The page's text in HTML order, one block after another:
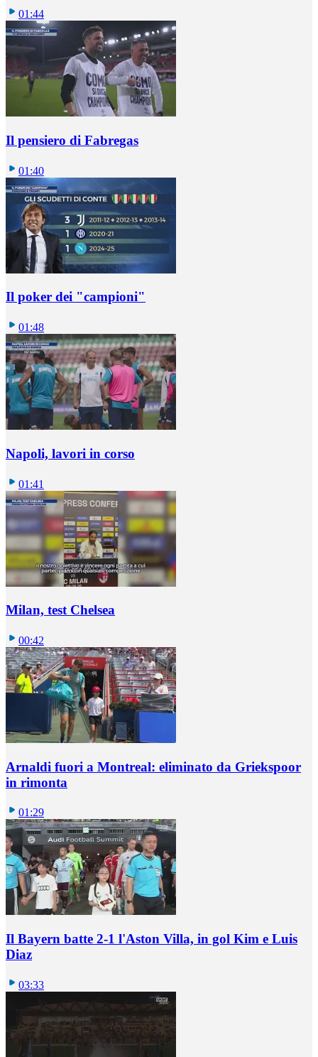
01:44
Il pensiero di Fabregas
01:40
Il poker dei "campioni"
01:48
Napoli, lavori in corso
01:41
Milan, test Chelsea
00:42
Arnaldi fuori a Montreal: eliminato da Griekspoor
in rimonta
01:29
Il Bayern batte 2-1 l'Aston Villa, in gol Kim e Luis
Diaz
03:33